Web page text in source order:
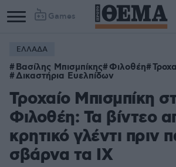
Games
ΕΛΛΑΔΑ
Βασίλης Μπισμπίκης Φιλοθέη
Δικαστήρια Ευελπίδων
Τροχαίο Μπισμπίκη
Φιλοθέη: Τα βίντεο
κρητικό γλέντι πριν
σβάρνα τα ΙΧ